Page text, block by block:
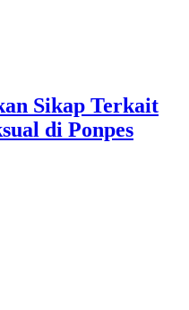
Sikap Terkait
di Ponpes